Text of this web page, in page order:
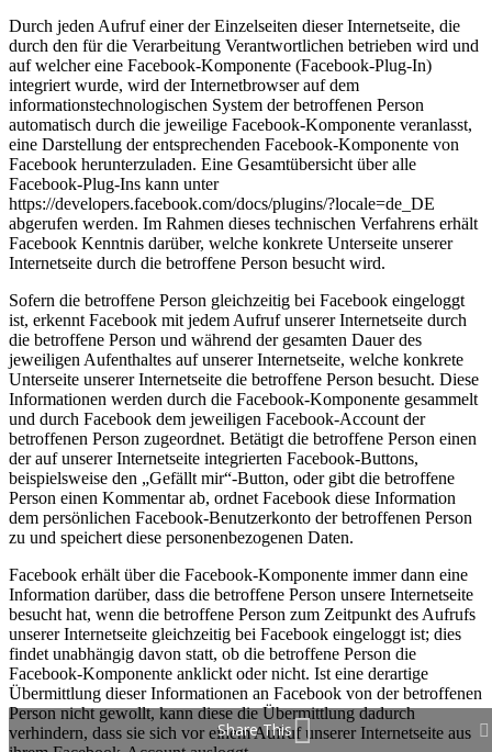
Durch jeden Aufruf einer der Einzelseiten dieser Internetseite, die
durch den für die Verarbeitung Verantwortlichen betrieben wird und
auf welcher eine Facebook-Komponente (Facebook-Plug-In)
integriert wurde, wird der Internetbrowser auf dem
informationstechnologischen System der betroffenen Person
automatisch durch die jeweilige Facebook-Komponente veranlasst,
eine Darstellung der entsprechenden Facebook-Komponente von
Facebook herunterzuladen. Eine Gesamtübersicht über alle
Facebook-Plug-Ins kann unter
https://developers.facebook.com/docs/plugins/?locale=de_DE
abgerufen werden. Im Rahmen dieses technischen Verfahrens erhält
Facebook Kenntnis darüber, welche konkrete Unterseite unserer
Internetseite durch die betroffene Person besucht wird.
Sofern die betroffene Person gleichzeitig bei Facebook eingeloggt
ist, erkennt Facebook mit jedem Aufruf unserer Internetseite durch
die betroffene Person und während der gesamten Dauer des
jeweiligen Aufenthaltes auf unserer Internetseite, welche konkrete
Unterseite unserer Internetseite die betroffene Person besucht. Diese
Informationen werden durch die Facebook-Komponente gesammelt
und durch Facebook dem jeweiligen Facebook-Account der
betroffenen Person zugeordnet. Betätigt die betroffene Person einen
der auf unserer Internetseite integrierten Facebook-Buttons,
beispielsweise den „Gefällt mir“-Button, oder gibt die betroffene
Person einen Kommentar ab, ordnet Facebook diese Information
dem persönlichen Facebook-Benutzerkonto der betroffenen Person
zu und speichert diese personenbezogenen Daten.
Facebook erhält über die Facebook-Komponente immer dann eine
Information darüber, dass die betroffene Person unsere Internetseite
besucht hat, wenn die betroffene Person zum Zeitpunkt des Aufrufs
unserer Internetseite gleichzeitig bei Facebook eingeloggt ist; dies
findet unabhängig davon statt, ob die betroffene Person die
Facebook-Komponente anklickt oder nicht. Ist eine derartige
Übermittlung dieser Informationen an Facebook von der betroffenen
Person nicht gewollt, kann diese die Übermittlung dadurch
verhindern, dass sie sich vor einem Aufruf unserer Internetseite aus
Share This